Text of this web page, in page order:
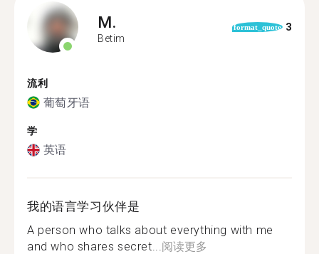
M.
Betim
format_quote 3
流利
葡萄牙语
学
英语
我的语言学习伙伴是
A person who talks about everything with me
and who shares secret...阅读更多